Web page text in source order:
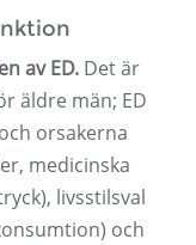
av ED. Det är
äldre män; ED
orsakerna
medicinska
livsstilsval
och